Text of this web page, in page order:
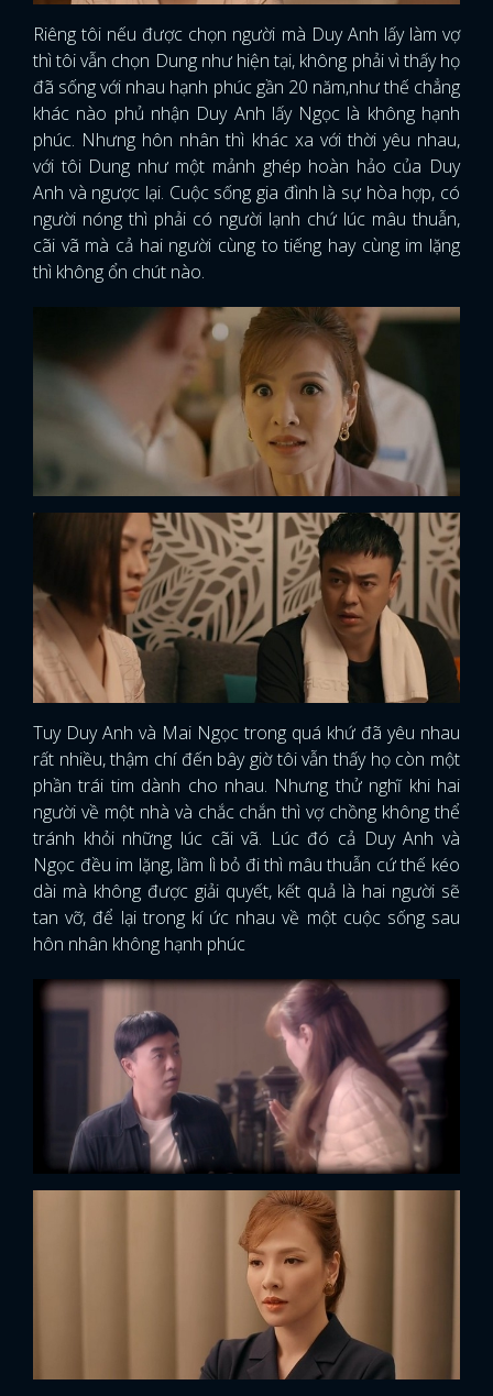
Riêng tôi nếu được chọn người mà Duy Anh lấy làm vợ
thì tôi vẫn chọn Dung như hiện tại, không phải vì thấy họ
đã sống với nhau hạnh phúc gần 20 năm,như thế chẳng
khác nào phủ nhận Duy Anh lấy Ngọc là không hạnh
phúc. Nhưng hôn nhân thì khác xa với thời yêu nhau,
với tôi Dung như một mảnh ghép hoàn hảo của Duy
Anh và ngược lại. Cuộc sống gia đình là sự hòa hợp, có
người nóng thì phải có người lạnh chứ lúc mâu thuẫn,
cãi vã mà cả hai người cùng to tiếng hay cùng im lặng
thì không ổn chút nào.
Tuy Duy Anh và Mai Ngọc trong quá khứ đã yêu nhau
rất nhiều, thậm chí đến bây giờ tôi vẫn thấy họ còn một
phần trái tim dành cho nhau. Nhưng thử nghĩ khi hai
người về một nhà và chắc chắn thì vợ chồng không thể
tránh khỏi những lúc cãi vã. Lúc đó cả Duy Anh và
Ngọc đều im lặng, lầm lì bỏ đi thì mâu thuẫn cứ thế kéo
dài mà không được giải quyết, kết quả là hai người sẽ
tan vỡ, để lại trong kí ức nhau về một cuộc sống sau
hôn nhân không hạnh phúc